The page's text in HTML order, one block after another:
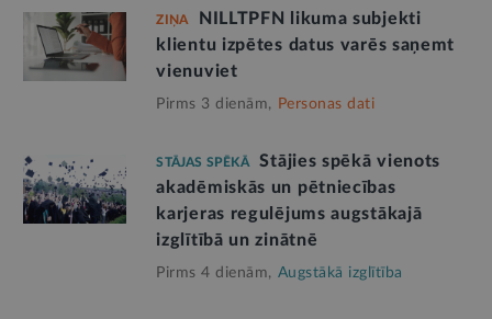
ZIŅA
NILLTPFN likuma subjekti
klientu izpētes datus varēs saņemt
vienuviet
Pirms 3 dienām, Personas dati
STĀJAS SPĒKĀ
Stājies spēkā vienots
akadēmiskās un pētniecības
karjeras regulējums augstākajā
izglītībā un zinātnē
Pirms 4 dienām, Augstākā izglītība